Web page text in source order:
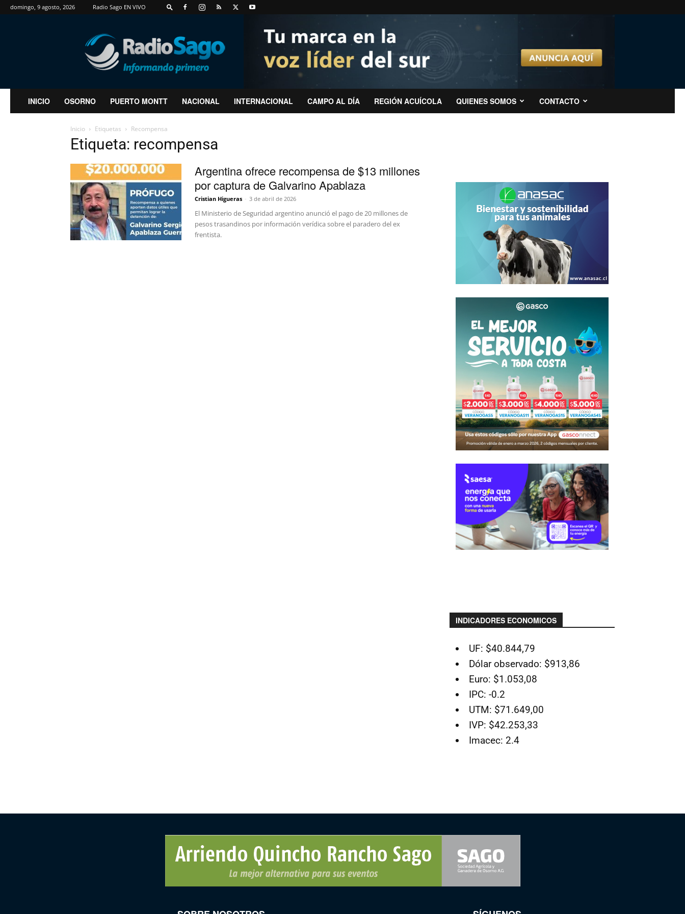
domingo, 9 agosto, 2026 Radio Sago EN VIVO
RadioSago
INICIO OSORNO PUERTO MONTT NACIONAL INTERNACIONAL CAMPO AL DÍA REGIÓN ACUÍCOLA QUIENES SOMOS CONTACTO
Inicio Etiquetas Recompensa
Etiqueta: recompensa
Argentina ofrece recompensa de $13 millones
por captura de Galvarino Apablaza
Cristian Higueras - 3 de abril de 2026
El Ministerio de Seguridad argentino anunció el pago de 20 millones de
pesos trasandinos por información verídica sobre el paradero del ex
frentista.
INDICADORES ECONOMICOS
UF: $40.844,79
Dólar observado: $913,86
Euro: $1.053,08
IPC: -0.2
UTM: $71.649,00
IVP: $42.253,33
Imacec: 2.4